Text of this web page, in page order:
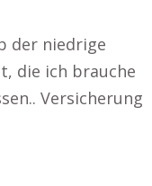
der niedrige
die ich brauche
Versicherung